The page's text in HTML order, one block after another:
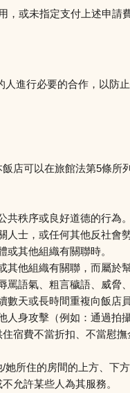
或未指定支付上述申請
進行必要的合作，以防止
店可以在旅館法第5條所
秩序或良好道德的行為。
士，或任何其他反社會勢
其他組織有關聯時。
他組織有關聯，而屬於
語氣、粗言穢語、威脅
天或長時間重複向飯店
身攻擊（例如：通過拍
宿費不當折扣、不當慰
所住的房間的上方、下方
允許某些人為其服務。